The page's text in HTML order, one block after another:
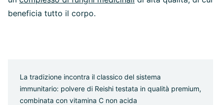
beneficia tutto il corpo.
La tradizione incontra il classico del sistema
immunitario: polvere di Reishi testata in qualità premium,
combinata con vitamina C non acida